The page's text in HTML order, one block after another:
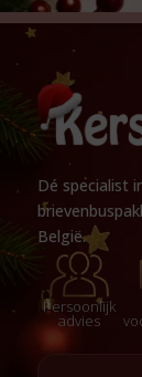
Dé specialist
België.
Persoonlijk
advies